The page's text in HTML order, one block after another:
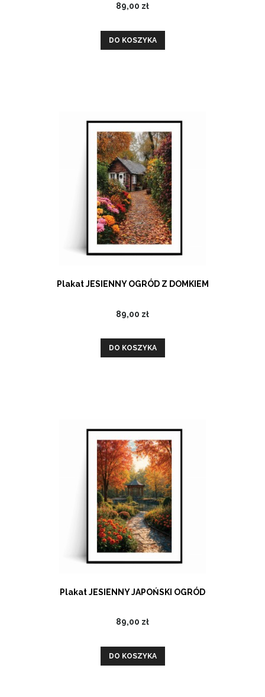
89,00 zł
DO KOSZYKA
Plakat JESIENNY OGRÓD Z DOMKIEM
89,00 zł
DO KOSZYKA
Plakat JESIENNY JAPOŃSKI OGRÓD
89,00 zł
DO KOSZYKA